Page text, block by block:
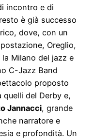
incontro e di
è già successo
dove, con un
Oreglio,
Milano del jazz e
C-Jazz Band
proposto
quelli del Derby e,
Jannacci, grande
narratore e
e profondità. Un